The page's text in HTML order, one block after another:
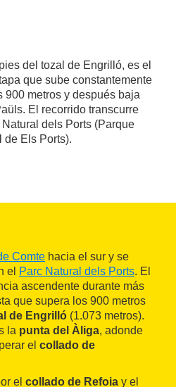
del tozal de Engrilló, es el
que sube constantemente
900 metros y después baja
El recorrido transcurre
dels Ports (Parque
de Els Ports).
Comte hacia el sur y se
el Parc Natural dels Ports. El
ascendente durante más
que supera los 900 metros
de Engrilló (1.073 metros).
la punta del Àliga, adonde
el collado de
el collado de Refoia y el